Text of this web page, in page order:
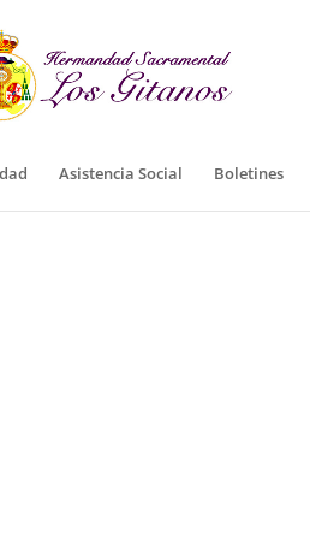
Asistencia Social Boletines